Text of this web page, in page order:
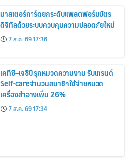
มาสเตอร์การ์ดยกระดับแพลตฟอร์มบัตร
ดิจิทัลด้วยระบบควบคุมความปลอดภัยใหม่
7 ส.ค. 69 17:36
เคทีซี–เจซีบี รุกหมวดความงาม รับเทรนด์
Self-careจำนวนสมาชิกใช้จ่ายหมวด
เครื่องสำอางเพิ่ม 26%
7 ส.ค. 69 17:34